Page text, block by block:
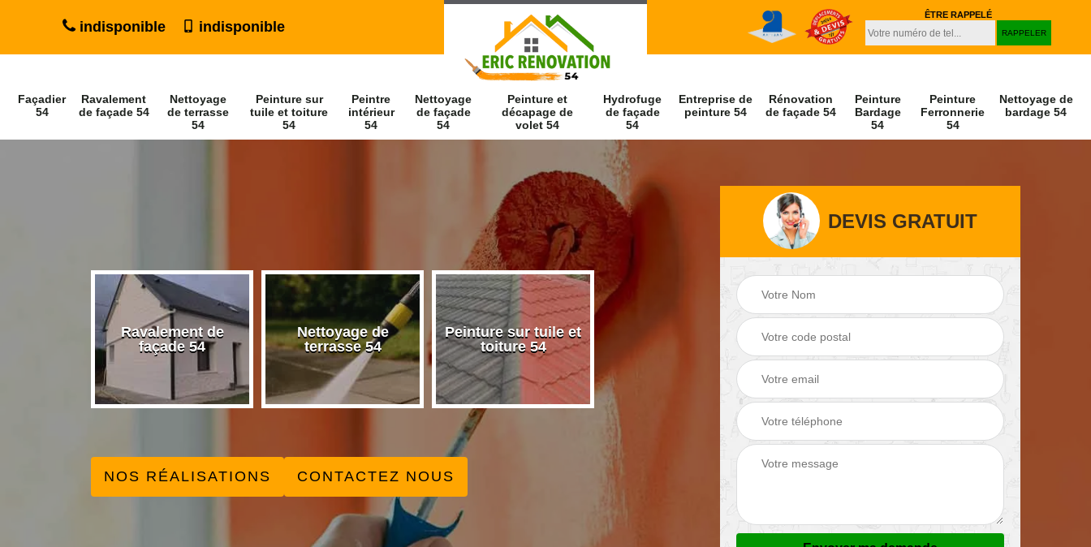
indisponible indisponible
ÊTRE RAPPELÉ
Façadier
54
Ravalement
de façade 54
Nettoyage
de terrasse
54
Peinture sur
tuile et toiture
54
Peintre
intérieur
54
Nettoyage
de façade
54
Peinture et
décapage de
volet 54
Hydrofuge
de façade
54
Entreprise de
peinture 54
Rénovation
de façade 54
Peinture
Bardage
54
Peinture
Ferronnerie
54
Nettoyage de
bardage 54
Ravalement de
façade 54
Nettoyage de
terrasse 54
Peinture sur tuile et
toiture 54
Peintre intérieur 54
Nettoyage de
façade 54
Peinture et
décapage de volet
NOS RÉALISATIONS CONTACTEZ NOUS
DEVIS GRATUIT